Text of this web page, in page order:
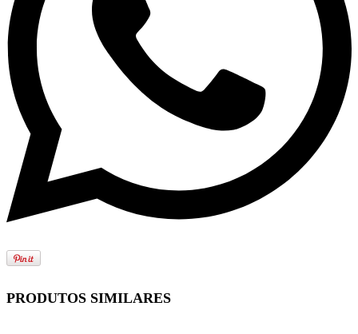
PRODUTOS SIMILARES